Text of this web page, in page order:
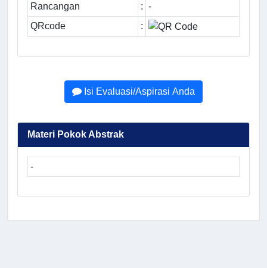
Rancangan : -
QRcode
:
Isi Evaluasi/Aspirasi Anda
Materi Pokok Abstrak
-